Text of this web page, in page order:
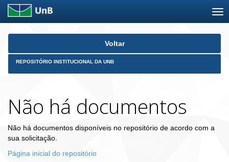
Skip
Voltar
REPOSITÓRIO INSTITUCIONAL DA UNB
Não há documentos
Não há documentos disponíveis no repositório de acordo com a
sua solicitação.
Página inicial do repositório